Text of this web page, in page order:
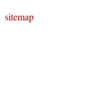
sitemap